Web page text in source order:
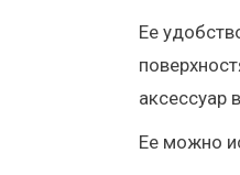
Ее
аксессуар
Ее можно